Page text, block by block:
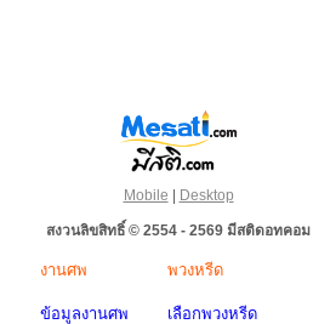
Mobile | Desktop
สงวนลิขสิทธิ์ © 2554 - 2569 มีสติดอทคอม
งานศพ
ข้อมูลงานศพ
พวงหรีด
เลือกพวงหรีด